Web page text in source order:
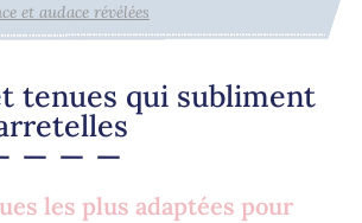
et audace révélées
tenues qui subliment
les plus adaptées pour